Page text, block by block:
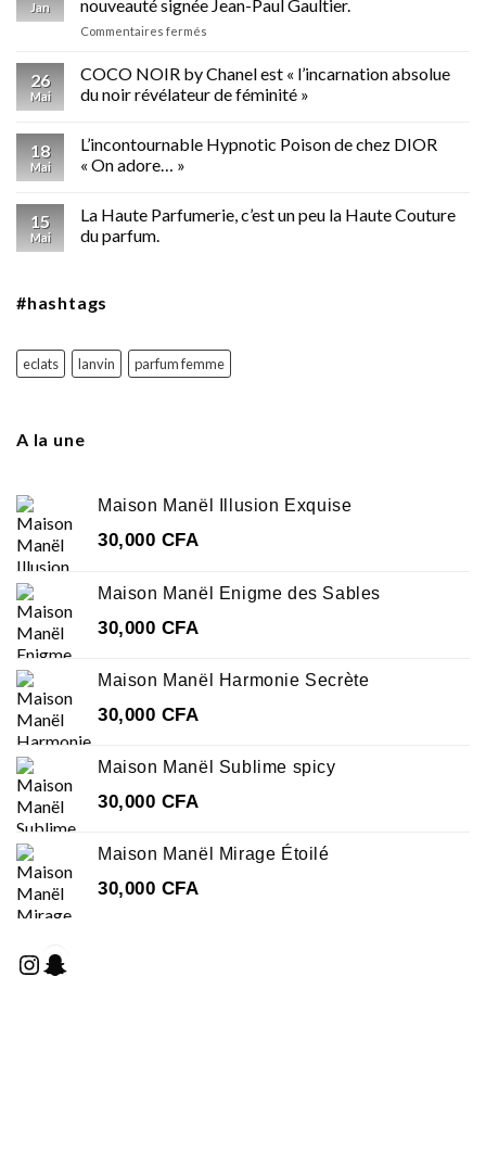
Jan nouveauté signée Jean-Paul Gaultier.
Commentaires fermés
est
femme,
est
nouveauté
26
Mai
COCO NOIR by Chanel est « l’incarnation absolue
du noir révélateur de féminité »
18
Mai
L’incontournable Hypnotic Poison de chez DIOR
« On adore… »
15
Mai
La Haute Parfumerie, c’est un peu la Haute Couture
du parfum.
#hashtags
eclats lanvin parfum femme
A la une
Maison Manël Illusion Exquise
30,000 CFA
Maison Manël Enigme des Sables
30,000 CFA
Maison Manël Harmonie Secrète
30,000 CFA
Maison Manël Sublime spicy
30,000 CFA
Maison Manël Mirage Étoilé
30,000 CFA
Instagram